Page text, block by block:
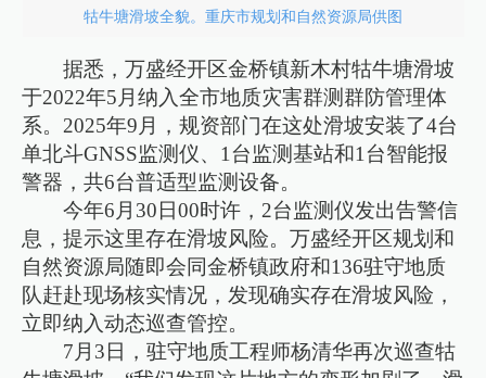
牯牛塘滑坡全貌。重庆市规划和自然资源局供图
据悉，万盛经开区金桥镇新木村牯牛塘滑坡
于2022年5月纳入全市地质灾害群测群防管理体
系。2025年9月，规资部门在这处滑坡安装了4台
单北斗GNSS监测仪、1台监测基站和1台智能报
警器，共6台普适型监测设备。
今年6月30日00时许，2台监测仪发出告警信
息，提示这里存在滑坡风险。万盛经开区规划和
自然资源局随即会同金桥镇政府和136驻守地质
队赶赴现场核实情况，发现确实存在滑坡风险，
立即纳入动态巡查管控。
7月3日，驻守地质工程师杨清华再次巡查牯